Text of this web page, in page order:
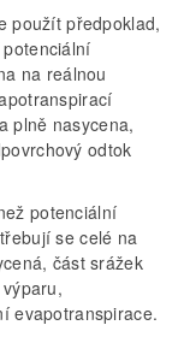
použít předpoklad,
na reálnou
plně nasycena,
odtok
potenciální
se celé na
část srážek
evapotranspirace.